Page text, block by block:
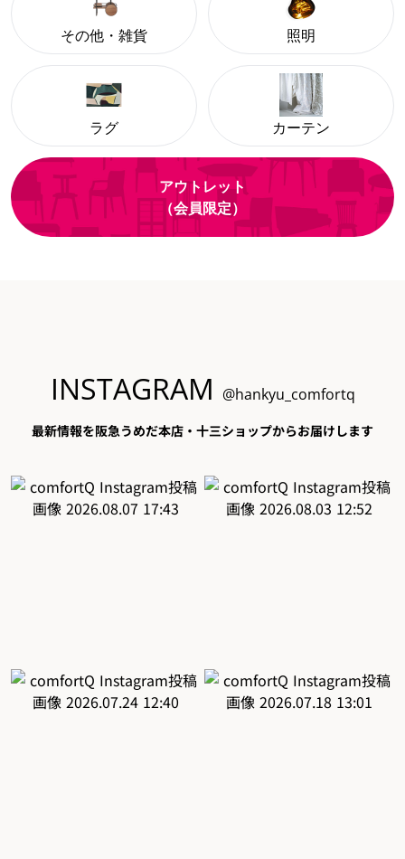
その他・雑貨 照明
ラグ カーテン
アウトレット
（会員限定）
INSTAGRAM @hankyu_comfortq
最新情報を阪急うめだ本店・十三ショップからお届けします